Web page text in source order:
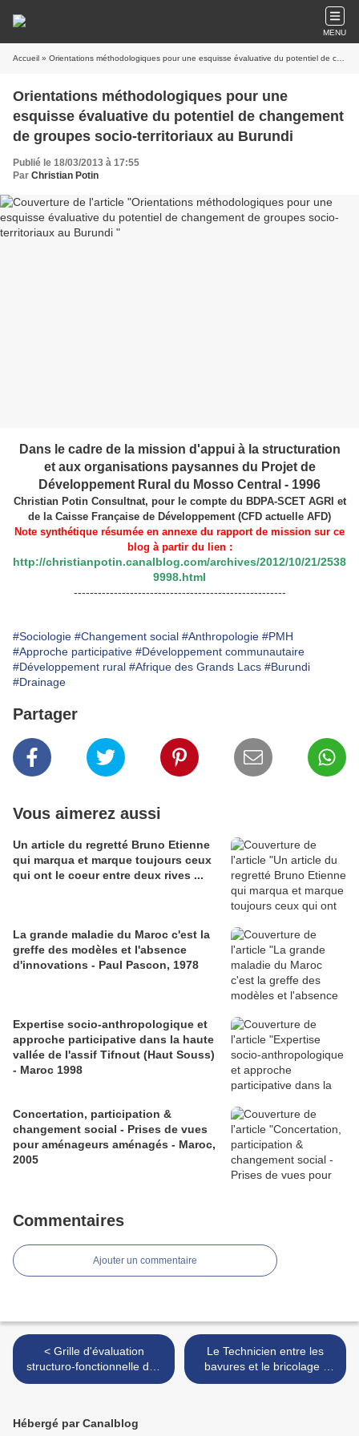
MENU
Accueil » Orientations méthodologiques pour une esquisse évaluative du potentiel de changement de groupes socio-territoriaux au Burundi
Orientations méthodologiques pour une
esquisse évaluative du potentiel de changement
de groupes socio-territoriaux au Burundi
Publié le 18/03/2013 à 17:55
Par Christian Potin
Dans le cadre de la mission d'appui à la structuration
et aux organisations paysannes du Projet de
Développement Rural du Mosso Central - 1996
Christian Potin Consultnat, pour le compte du BDPA-SCET AGRI et
de la Caisse Française de Développement (CFD actuelle AFD)
Note synthétique résumée en annexe du rapport de mission sur ce
blog à partir du lien :
http://christianpotin.canalblog.com/archives/2012/10/21/2538
9998.html
-----------------------------------------------------
#Sociologie #Changement social #Anthropologie #PMH
#Approche participative #Développement communautaire
#Développement rural #Afrique des Grands Lacs #Burundi
#Drainage
Partager
Vous aimerez aussi
Un article du regretté Bruno Etienne
qui marqua et marque toujours ceux
qui ont le coeur entre deux rives ...
La grande maladie du Maroc c'est la
greffe des modèles et l'absence
d'innovations - Paul Pascon, 1978
Expertise socio-anthropologique et
approche participative dans la haute
vallée de l'assif Tifnout (Haut Souss)
- Maroc 1998
Concertation, participation &
changement social - Prises de vues
pour aménageurs aménagés - Maroc,
2005
Commentaires
Ajouter un commentaire
< Grille d'évaluation
structuro-fonctionnelle des
organisations oasiennes en
Le Technicien entre les
bavures et le bricolage -
Paul Pascon, 1973 >
Hébergé par Canalblog